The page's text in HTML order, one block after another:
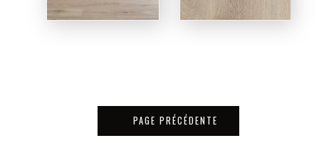
PAGE PRÉCÉDENTE